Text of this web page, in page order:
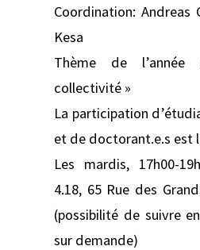
Coordination: Andreas
Kesa
Thème de
collectivité »
La participation
et de doctorant.e.s est
Les mardis, 17h00-
4.18, 65 Rue des
(possibilité de suivre
sur demande)